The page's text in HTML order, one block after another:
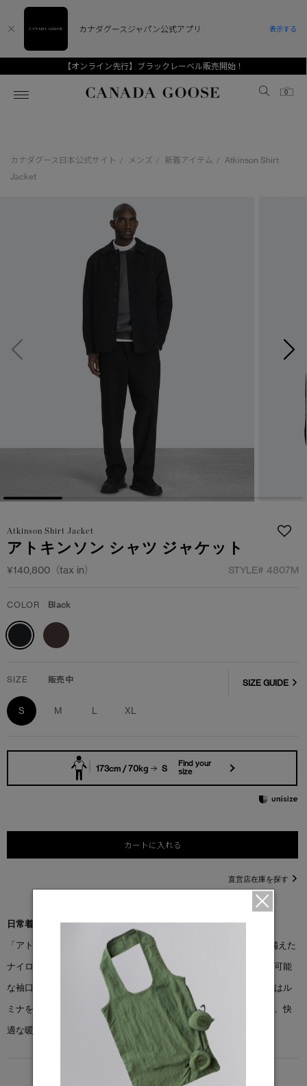
【オンライン先行】ブラックレーベル販売開始！
Canada Goose
0
ディスカバー
アンバサダー
スプリングコレクション
新着アイテム
ベストセラー
FW26コレクション
サマー 26 コレクション
サマー 26 コレクションLOOK
日本限定モデル
メイドインジャパンTシャツ
アウターウェア
アパレル
アクセサリー
フットウェア
コレクション
新着アイテム
ベストセラー
FW26コレクション
サマー 26 コレクション
サマー 26 コレクションLOOK
日本限定モデル
メイドインジャパンTシャツ
アウターウェア
アパレル
アクセサリー
フットウェア
コレクション
ベビー（0‐24ヵ月)
キッズ（2‐7歳)
ユース（6＋歳)
コレクション
CANADA GOOSE Generationsは、アウター
ウェアの下取り・再販を通じて、長く愛される製
品の価値を受け継いでいきます。
アーカイブの希少なピースもご覧いただけます。
詳しく見る
下取り申請
カナダグース日本公式サイト / メンズ / 新着アイテム /
Atkinson Shirt
Jacket
Atkinson Shirt Jacket
アトキンソン シャツ ジャケット
¥140,800（tax in） STYLE# 4807M
COLOR Black
SIZE 販売中
S M L XL
SIZE GUIDE
173cm / 70kg S
Find your
size
カートに入れる
直営店在庫を探す
日常着としてのシャツジャケットを新たに提案。
「アトキンソン シャツ ジャケット」は、耐久性と柔らかさを兼ね備えた
ナイロンとウールの混紡素材を使用し、程よい保温性を実現。調節可能
な袖口とスナップボタン開閉で、重ね着しやすい仕様です。裏地にはル
ミナを採用し、軽量かつソフトなインサレーションが体に寄り添い、快
適な暖かさを提供します。
LIGHTWEIGHT
カナダグースジャパン公式アプリ 表示する